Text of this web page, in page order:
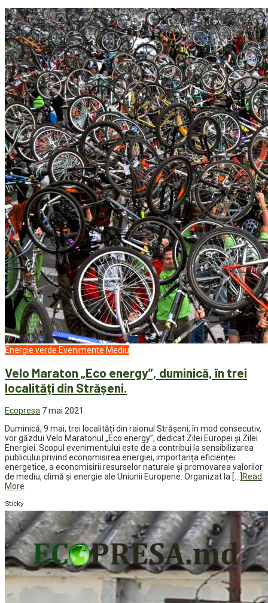
Energie verde Evenimente Mediu
Velo Maraton „Eco energy”, duminică, în trei
localități din Strășeni.
Ecopresa 7 mai 2021
Duminică, 9 mai, trei localități din raionul Strășeni, în mod consecutiv,
vor găzdui Velo Maratonul „Eco energy”, dedicat Zilei Europei și Zilei
Energiei. Scopul evenimentului este de a contribui la sensibilizarea
publicului privind economisirea energiei, importanța eficienței
energetice, a economisirii resurselor naturale și promovarea valorilor
de mediu, climă şi energie ale Uniunii Europene. Organizat la […]
Read
More
Sticky